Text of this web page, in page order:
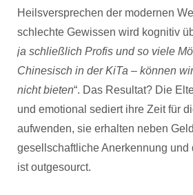
Heilsversprechen der modernen
schlechte Gewissen wird kognitiv
ja schließlich Profis und so viele
Chinesisch in der KiTa – können
nicht bieten“. Das Resultat? Die
und emotional sediert ihre Zeit für
aufwenden, sie erhalten neben
gesellschaftliche Anerkennung und
ist outgesourct.